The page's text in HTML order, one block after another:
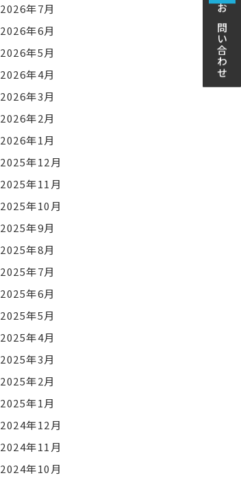
お問い合わせ
2026年7月
2026年6月
2026年5月
2026年4月
2026年3月
2026年2月
2026年1月
2025年12月
2025年11月
2025年10月
2025年9月
2025年8月
2025年7月
2025年6月
2025年5月
2025年4月
2025年3月
2025年2月
2025年1月
2024年12月
2024年11月
2024年10月